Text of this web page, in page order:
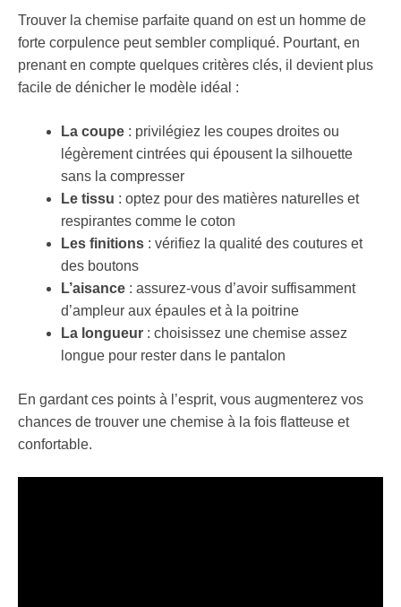
Trouver la chemise parfaite quand on est un homme de
forte corpulence peut sembler compliqué. Pourtant, en
prenant en compte quelques critères clés, il devient plus
facile de dénicher le modèle idéal :
La coupe : privilégiez les coupes droites ou
légèrement cintrées qui épousent la silhouette
sans la compresser
Le tissu : optez pour des matières naturelles et
respirantes comme le coton
Les finitions : vérifiez la qualité des coutures et
des boutons
L’aisance : assurez-vous d’avoir suffisamment
d’ampleur aux épaules et à la poitrine
La longueur : choisissez une chemise assez
longue pour rester dans le pantalon
En gardant ces points à l’esprit, vous augmenterez vos
chances de trouver une chemise à la fois flatteuse et
confortable.